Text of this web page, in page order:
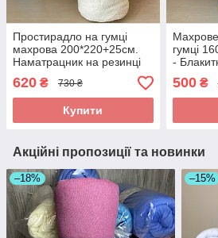
Простирадло на гумці
махрова 200*220+25см.
Наматрацник на резинці
Колір - Молочний
620 ₴ 730 ₴
Купити
гумці
-
500₴
Акційні пропозиції та новинки
–18% –15%